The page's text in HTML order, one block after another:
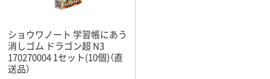
ショウワノート 学習帳にあう
消しゴム ドラゴン超 N3
170270004 1セット(10個)（直
送品）